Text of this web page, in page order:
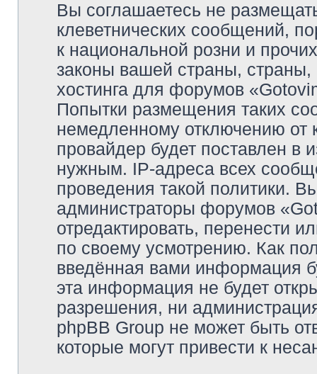
Вы соглашаетесь не
клеветнических сообщений,
к национальной розни и
законы вашей страны, страны,
хостинга для форумов
Попытки размещения таких
немедленному отключению
провайдер будет поставлен в
нужным. IP-адреса всех
проведения такой политики.
администраторы форумов
отредактировать, перенести
по своему усмотрению. Как
введённая вами информация
эта информация не будет
разрешения, ни
phpBB Group не может быть
которые могут привести к